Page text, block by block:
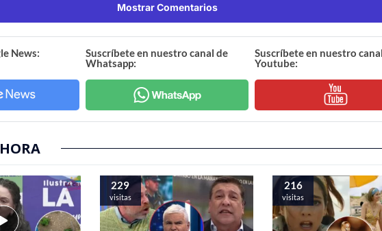
Mostrar Comentarios
News:
Suscríbete en nuestro canal de
Whatsapp:
Suscríbete en nuestro
Youtube:
229
visitas
216
visitas